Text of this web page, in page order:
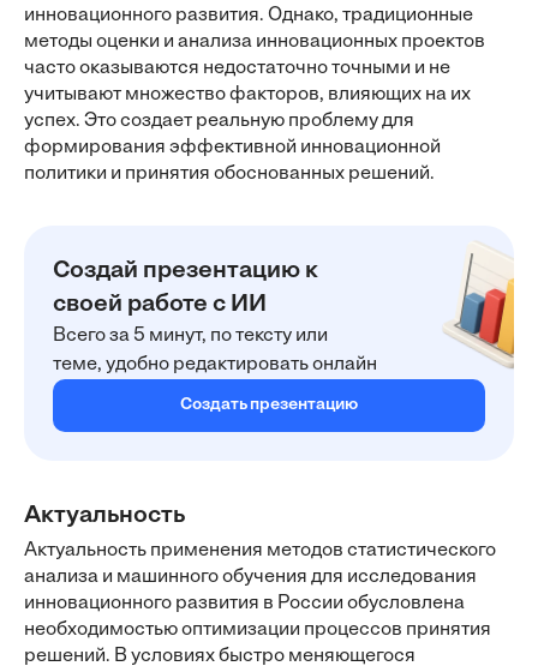
инновационного развития. Однако, традиционные
методы оценки и анализа инновационных проектов
часто оказываются недостаточно точными и не
учитывают множество факторов, влияющих на их
успех. Это создает реальную проблему для
формирования эффективной инновационной
политики и принятия обоснованных решений.
Создай презентацию к
своей работе с ИИ
Всего за 5 минут, по тексту или
теме, удобно редактировать онлайн
Создать презентацию
Актуальность
Актуальность применения методов статистического
анализа и машинного обучения для исследования
инновационного развития в России обусловлена
необходимостью оптимизации процессов принятия
решений. В условиях быстро меняющегося